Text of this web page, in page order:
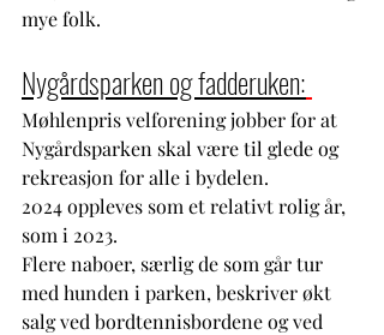
mye folk.
Nygårdsparken og fadderuken:
Møhlenpris velforening jobber for at
Nygårdsparken skal være til glede og
rekreasjon for alle i bydelen.
2024 oppleves som et relativt rolig år,
som i 2023.
Flere naboer, særlig de som går tur
med hunden i parken, beskriver økt
salg ved bordtennisbordene og ved